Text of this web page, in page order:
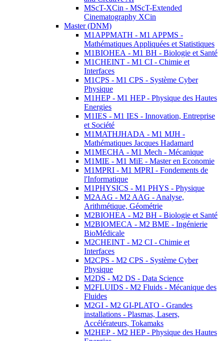
MScT-XCin - MScT-Extended
Cinematography XCin
Master (DNM)
M1APPMATH - M1 APPMS -
Mathématiques Appliquées et Statistiques
M1BIOHEA - M1 BH - Biologie et Santé
M1CHEINT - M1 CI - Chimie et
Interfaces
M1CPS - M1 CPS - Système Cyber
Physique
M1HEP - M1 HEP - Physique des Hautes
Energies
M1IES - M1 IES - Innovation, Entreprise
et Société
M1MATHJHADA - M1 MJH -
Mathématiques Jacques Hadamard
M1MECHA - M1 Mech - Mécanique
M1MIE - M1 MiE - Master en Economie
M1MPRI - M1 MPRI - Fondements de
l'Informatique
M1PHYSICS - M1 PHYS - Physique
M2AAG - M2 AAG - Analyse,
Arithmétique, Géométrie
M2BIOHEA - M2 BH - Biologie et Santé
M2BIOMECA - M2 BME - Ingénierie
BioMédicale
M2CHEINT - M2 CI - Chimie et
Interfaces
M2CPS - M2 CPS - Système Cyber
Physique
M2DS - M2 DS - Data Science
M2FLUIDS - M2 Fluids - Mécanique des
Fluides
M2GI - M2 GI-PLATO - Grandes
installations - Plasmas, Lasers,
Accélérateurs, Tokamaks
M2HEP - M2 HEP - Physique des Hautes